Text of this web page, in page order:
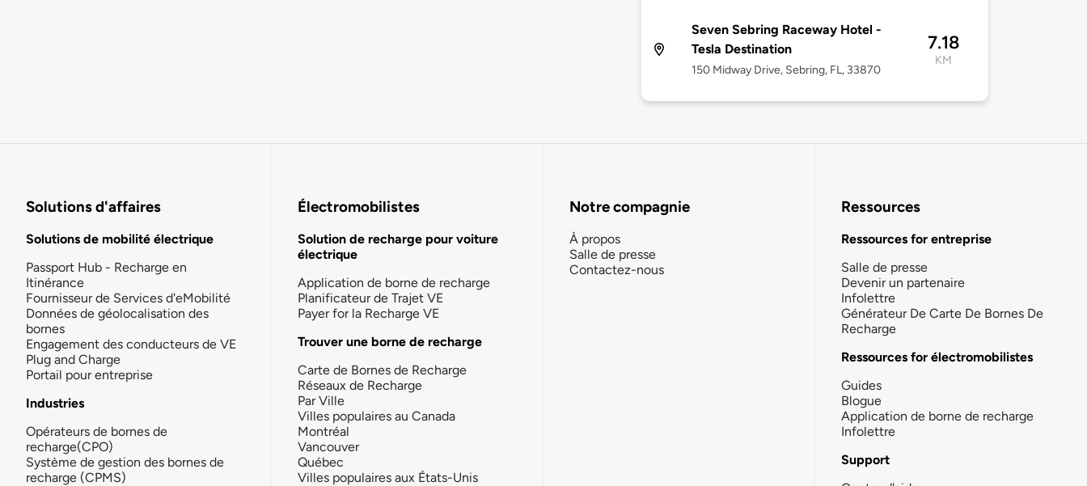
Seven Sebring Raceway Hotel -
Tesla Destination
150 Midway Drive, Sebring, FL, 33870
7.18
KM
Solutions d'affaires
Solutions de mobilité électrique
Passport Hub - Recharge en
Itinérance
Fournisseur de Services d'eMobilité
Données de géolocalisation des
bornes
Engagement des conducteurs de VE
Plug and Charge
Portail pour entreprise
Industries
Opérateurs de bornes de
recharge(CPO)
Système de gestion des bornes de
recharge (CPMS)
Électromobilistes
Solution de recharge pour voiture
électrique
Application de borne de recharge
Planificateur de Trajet VE
Payer for la Recharge VE
Trouver une borne de recharge
Carte de Bornes de Recharge
Réseaux de Recharge
Par Ville
Villes populaires au Canada
Montréal
Vancouver
Québec
Villes populaires aux États-Unis
Notre compagnie
À propos
Salle de presse
Contactez-nous
Ressources
Ressources for entreprise
Salle de presse
Devenir un partenaire
Infolettre
Générateur De Carte De Bornes De
Recharge
Ressources for électromobilistes
Guides
Blogue
Application de borne de recharge
Infolettre
Support